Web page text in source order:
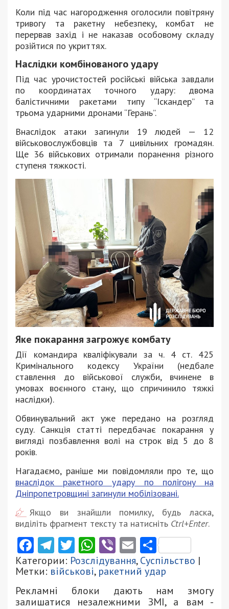
Коли під час нагородження оголосили повітряну
тривогу та ракетну небезпеку, комбат не
перервав захід і не наказав особовому складу
розійтися по укриттях.
Наслідки комбінованого удару
Під час урочистостей російські війська завдали
по координатах точного удару: двома
балістичними ракетами типу “Іскандер” та
трьома ударними дронами “Герань”.
Внаслідок атаки загинули 19 людей — 12
військовослужбовців та 7 цивільних громадян.
Ще 36 військових отримали поранення різного
ступеня тяжкості.
Яке покарання загрожує комбату
Дії командира кваліфікували за ч. 4 ст. 425
Кримінального кодексу України (недбале
ставлення до військової служби, вчинене в
умовах воєнного стану, що спричинило тяжкі
наслідки).
Обвинувальний акт уже передано на розгляд
суду. Санкція статті передбачає покарання у
вигляді позбавлення волі на строк від 5 до 8
років.
Нагадаємо, раніше ми повідомляли про те, що
внаслідок ракетного удару по полігону на
Дніпропетровщині загинули мобілізовані.
Якщо ви знайшли помилку, будь ласка,
виділіть фрагмент тексту та натисніть Ctrl+Enter.
Facebook
Telegram
Twitter
WhatsApp
ViberEmail
Категории: Розслідування,Суспільство |
Метки: військові, ракетний удар
Рекламні блоки дають нам змогу
залишатися незалежними ЗМІ, а вам -